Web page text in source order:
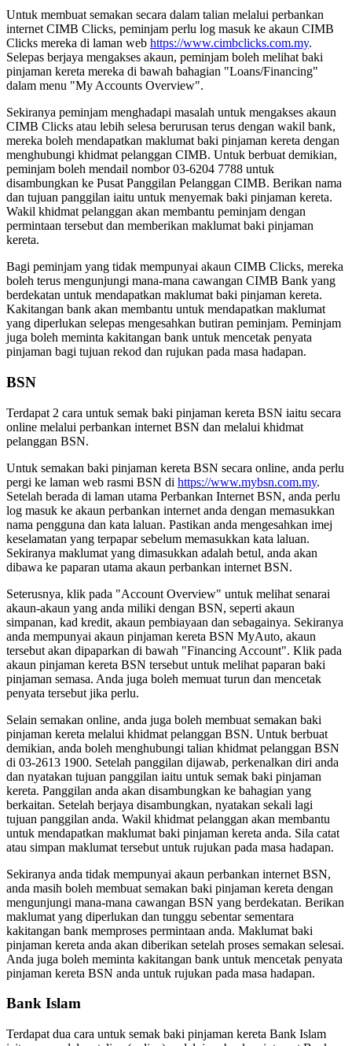
Untuk membuat semakan secara dalam talian melalui perbankan
internet CIMB Clicks, peminjam perlu log masuk ke akaun CIMB
Clicks mereka di laman web https://www.cimbclicks.com.my.
Selepas berjaya mengakses akaun, peminjam boleh melihat baki
pinjaman kereta mereka di bawah bahagian "Loans/Financing"
dalam menu "My Accounts Overview".
Sekiranya peminjam menghadapi masalah untuk mengakses akaun
CIMB Clicks atau lebih selesa berurusan terus dengan wakil bank,
mereka boleh mendapatkan maklumat baki pinjaman kereta dengan
menghubungi khidmat pelanggan CIMB. Untuk berbuat demikian,
peminjam boleh mendail nombor 03-6204 7788 untuk
disambungkan ke Pusat Panggilan Pelanggan CIMB. Berikan nama
dan tujuan panggilan iaitu untuk menyemak baki pinjaman kereta.
Wakil khidmat pelanggan akan membantu peminjam dengan
permintaan tersebut dan memberikan maklumat baki pinjaman
kereta.
Bagi peminjam yang tidak mempunyai akaun CIMB Clicks, mereka
boleh terus mengunjungi mana-mana cawangan CIMB Bank yang
berdekatan untuk mendapatkan maklumat baki pinjaman kereta.
Kakitangan bank akan membantu untuk mendapatkan maklumat
yang diperlukan selepas mengesahkan butiran peminjam. Peminjam
juga boleh meminta kakitangan bank untuk mencetak penyata
pinjaman bagi tujuan rekod dan rujukan pada masa hadapan.
BSN
Terdapat 2 cara untuk semak baki pinjaman kereta BSN iaitu secara
online melalui perbankan internet BSN dan melalui khidmat
pelanggan BSN.
Untuk semakan baki pinjaman kereta BSN secara online, anda perlu
pergi ke laman web rasmi BSN di https://www.mybsn.com.my.
Setelah berada di laman utama Perbankan Internet BSN, anda perlu
log masuk ke akaun perbankan internet anda dengan memasukkan
nama pengguna dan kata laluan. Pastikan anda mengesahkan imej
keselamatan yang terpapar sebelum memasukkan kata laluan.
Sekiranya maklumat yang dimasukkan adalah betul, anda akan
dibawa ke paparan utama akaun perbankan internet BSN.
Seterusnya, klik pada "Account Overview" untuk melihat senarai
akaun-akaun yang anda miliki dengan BSN, seperti akaun
simpanan, kad kredit, akaun pembiayaan dan sebagainya. Sekiranya
anda mempunyai akaun pinjaman kereta BSN MyAuto, akaun
tersebut akan dipaparkan di bawah "Financing Account". Klik pada
akaun pinjaman kereta BSN tersebut untuk melihat paparan baki
pinjaman semasa. Anda juga boleh memuat turun dan mencetak
penyata tersebut jika perlu.
Selain semakan online, anda juga boleh membuat semakan baki
pinjaman kereta melalui khidmat pelanggan BSN. Untuk berbuat
demikian, anda boleh menghubungi talian khidmat pelanggan BSN
di 03-2613 1900. Setelah panggilan dijawab, perkenalkan diri anda
dan nyatakan tujuan panggilan iaitu untuk semak baki pinjaman
kereta. Panggilan anda akan disambungkan ke bahagian yang
berkaitan. Setelah berjaya disambungkan, nyatakan sekali lagi
tujuan panggilan anda. Wakil khidmat pelanggan akan membantu
untuk mendapatkan maklumat baki pinjaman kereta anda. Sila catat
atau simpan maklumat tersebut untuk rujukan pada masa hadapan.
Sekiranya anda tidak mempunyai akaun perbankan internet BSN,
anda masih boleh membuat semakan baki pinjaman kereta dengan
mengunjungi mana-mana cawangan BSN yang berdekatan. Berikan
maklumat yang diperlukan dan tunggu sebentar sementara
kakitangan bank memproses permintaan anda. Maklumat baki
pinjaman kereta anda akan diberikan setelah proses semakan selesai.
Anda juga boleh meminta kakitangan bank untuk mencetak penyata
pinjaman kereta BSN anda untuk rujukan pada masa hadapan.
Bank Islam
Terdapat dua cara untuk semak baki pinjaman kereta Bank Islam